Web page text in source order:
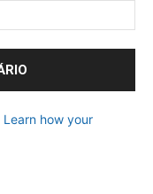
Learn how your